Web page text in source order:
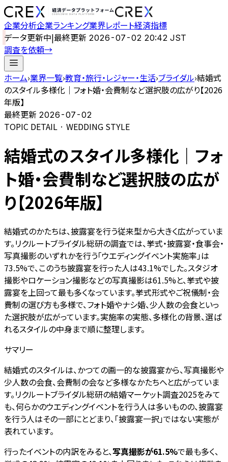
企業分析企業ランキング業界レポート経済指標
データ更新中|最終更新 2026-07-02 20:42 JST
調査を依頼→
ホーム›業界一覧›教育・旅行・レジャー・生活›ブライダル›結婚式
のスタイル多様化｜フォト婚・会費制など選択肢の広がり【2026
年版】
最終更新 2026-07-02
TOPIC DETAIL · WEDDING STYLE
結婚式のスタイル多様化｜フォ
ト婚・会費制など選択肢の広が
り【2026年版】
結婚式のかたちは、披露宴を行う従来型から大きく広がっていま
す。リクルートブライダル総研の調査では、挙式・披露宴・食事会・
写真撮影のいずれかを行う「ウエディングイベント実施率」は
73.5%で、このうち披露宴を行った人は43.1%でした。スタジオ
撮影やロケーション撮影などの写真撮影は61.5%と、挙式や披
露宴を上回って最も多くなっています。挙式形式やご祝儀制・会
費制の選び方も多様で、フォト婚やナシ婚、少人数の会食といっ
た選択肢が広がっています。実施率の実態、多様化の背景、選ば
れるスタイルの中身まで順に整理します。
サマリー
結婚式のスタイルは、かつての画一的な披露宴から、写真撮影や
少人数の会食、会費制の会など多様なかたちへと広がっていま
す。リクルートブライダル総研の結婚マーケット調査2025をみて
も、何らかのウエディングイベントを行う人は多いものの、披露宴
を行う人はその一部にとどまり、「披露宴一択」ではない実態が
表れています。
行ったイベントの内訳をみると、写真撮影が61.5%で最も多く、